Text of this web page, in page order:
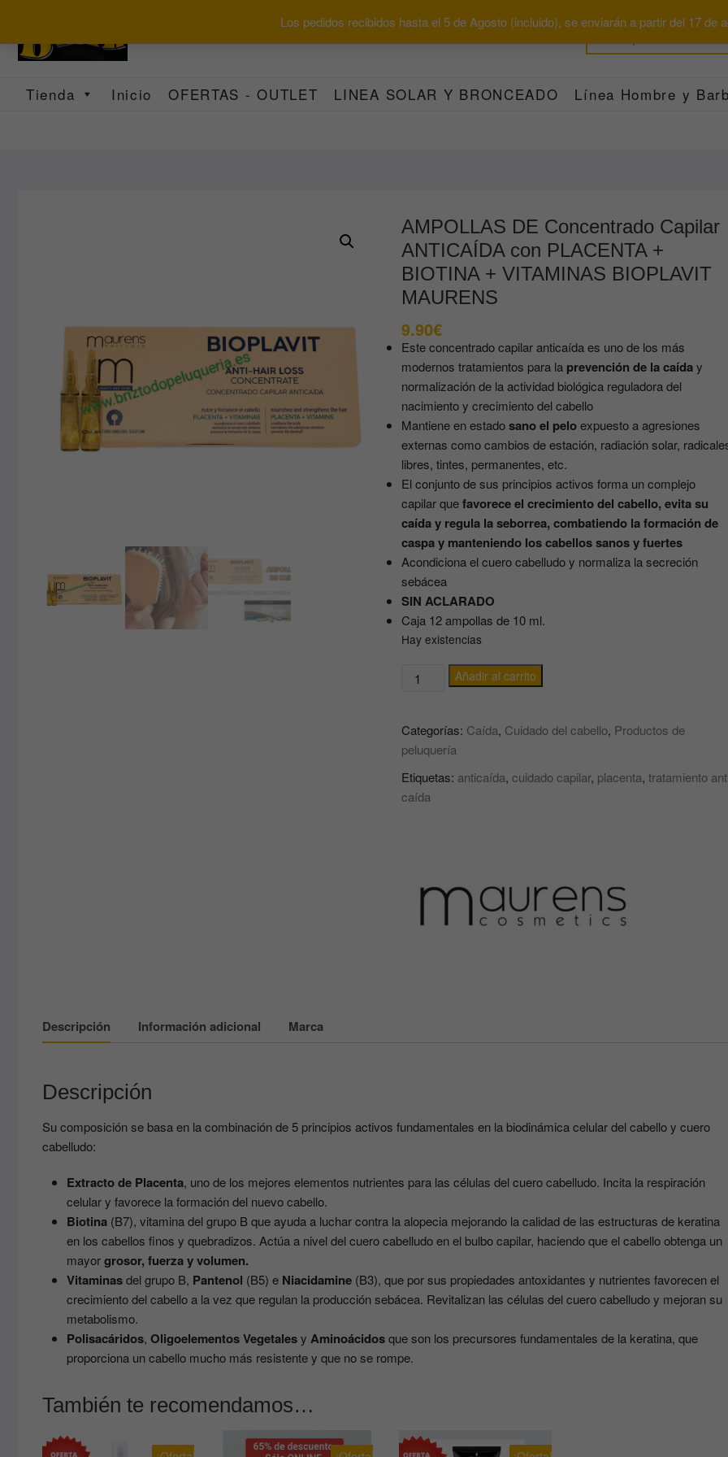
Los pedidos recibidos hasta el 5 de Agosto (incluido), se enviarán a partir del 17 de
contenido
Tienda Inicio OFERTAS - OUTLET LINEA SOLAR Y BRONCEADO Línea Hombre y
AMPOLLAS DE Concentrado Capilar
ANTICAÍDA con PLACENTA +
BIOTINA + VITAMINAS BIOPLAVIT
MAURENS
9.90€
Este concentrado capilar anticaída es uno de los más
modernos tratamientos para la prevención de la caíday
normalización de la actividad biológica reguladora del
nacimiento y crecimiento del cabello
Mantiene en estadosano el peloexpuesto a agresiones
externas como cambios de estación, radiación solar,
libres, tintes, permanentes, etc.
El conjunto de sus principios activos forma un complejo
capilar quefavorece el crecimiento del cabello, evita su
caída y regula la seborrea, combatiendo la formación de
caspa y manteniendo los cabellos sanos y fuertes
Acondiciona el cuero cabelludo y normaliza la secreción
sebácea
SIN ACLARADO
Caja 12 ampollas de 10 ml.
Hay existencias
AMPOLLAS
Capilar
ANTICAÍDA
con
PLACENTA
BIOPLAVIT
cantidad
Añadir al carrito
Categorías: Caída, Cuidado del cabello, Productos de
peluquería
Etiquetas: anticaída, cuidado capilar, placenta, tratamiento anti
caída
Descripción Información adicional Marca
Descripción
Su composición se basa en la combinación de 5 principios activos fundamentales en la biodinámica celular del cabello y cuero
cabelludo:
Extracto de Placenta, uno de los mejores elementos nutrientes para las células del cuero cabelludo. Incita la respiración
celular y favorece la formación del nuevo cabello.
Biotina (B7), vitamina del grupo B que ayuda a luchar contra la alopecia mejorando la calidad de las estructuras de keratina
en los cabellos finos y quebradizos. Actúa a nivel del cuero cabelludo en el bulbo capilar, haciendo que el cabello obtenga un
mayorgrosor, fuerza y volumen.
Vitaminasdel grupo B, Pantenol (B5) e Niacidamine (B3), que por sus propiedades antoxidantes y nutrientes favorecen el
crecimiento del cabello a la vez que regulan la producción sebácea. Revitalizan las células del cuero cabelludo y mejoran su
metabolismo.
Polisacáridos, OligoelementosVegetalesy Aminoácidosque son los precursores fundamentales de la keratina, que
proporciona un cabello mucho más resistente y que no se rompe.
También te recomendamos…